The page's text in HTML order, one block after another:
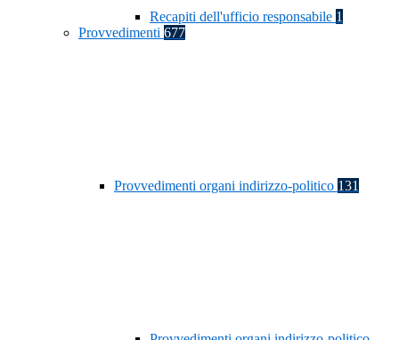
Recapiti dell'ufficio responsabile 1
Provvedimenti 677
Provvedimenti organi indirizzo-politico 131